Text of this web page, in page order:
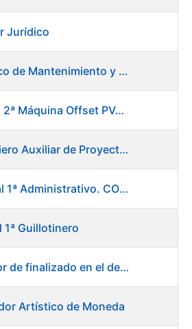
Jurídico
OE 07/22 - Técnico de Mantenimiento y Aplicaciones Industriales
OE 01/22 - Oficial 2ª Máquina Offset PVC+2 colores
OE 06/22 - Ingeniero Auxiliar de Proyectos
INF 03/22 - Oficial 1ª Administrativo. CONSOLIDACIÓN EMPLEO TEMPORAL LARGA DURACIÓN
1ª Guillotinero
OE 03/21 - Revisor de finalizado en el departamento Fábrica de Papel - Burgos
Artístico de Moneda